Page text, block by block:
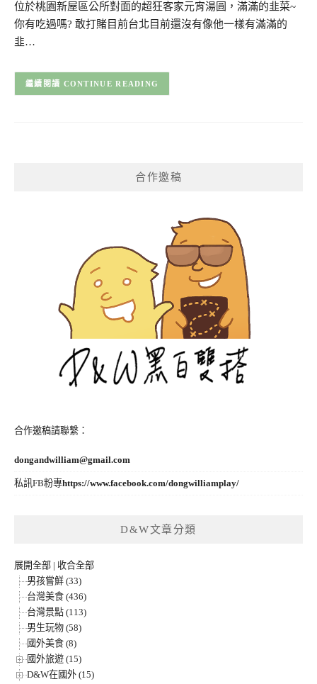
位於桃園新屋區公所對面的超狂客家元宵湯圓，滿滿的韭菜~
你有吃過嗎? 敢打賭目前台北目前還沒有像他一樣有滿滿的
韭…
CONTINUE READING
合作邀稿
合作邀稿請聯繫：
dongandwilliam@gmail.com
私訊FB粉專https://www.facebook.com/dongwilliamplay/
D&W文章分類
展開全部 | 收合全部
男孩嘗鮮 (33)
台灣美食 (436)
台灣景點 (113)
男生玩物 (58)
國外美食 (8)
國外旅遊 (15)
D&W在國外 (15)